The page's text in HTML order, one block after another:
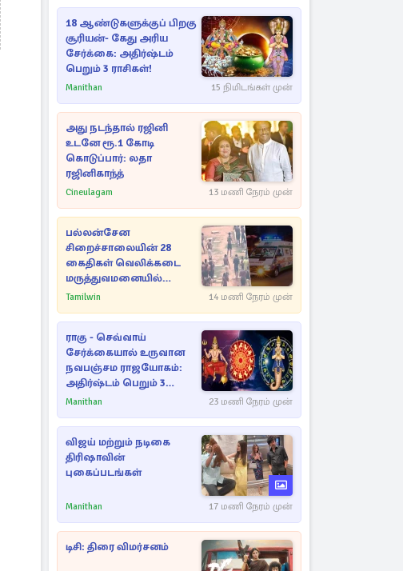
18 ஆண்டுகளுக்குப் பிறகு
சூரியன்- கேது அரிய
சேர்க்கை: அதிர்ஷ்டம்
பெறும் 3 ராசிகள்!
Manithan 15 நிமிடங்கள் முன்
அது நடந்தால் ரஜினி
உடனே ரூ.1 கோடி
கொடுப்பார்: லதா
ரஜினிகாந்த்
Cineulagam 13 மணி நேரம் முன்
பல்லன்சேன
சிறைச்சாலையின் 28
கைதிகள் வெலிக்கடை
மருத்துவமனையில்
அனுமதி
Tamilwin 14 மணி நேரம் முன்
ராகு - செவ்வாய்
சேர்க்கையால் உருவான
நவபஞ்சம ராஜயோகம்:
அதிர்ஷ்டம் பெறும் 3
ராசிகள்!
Manithan 23 மணி நேரம் முன்
விஜய் மற்றும் நடிகை
திரிஷாவின்
புகைப்படங்கள்
Manithan 17 மணி நேரம் முன்
டிசி: திரை விமர்சனம்